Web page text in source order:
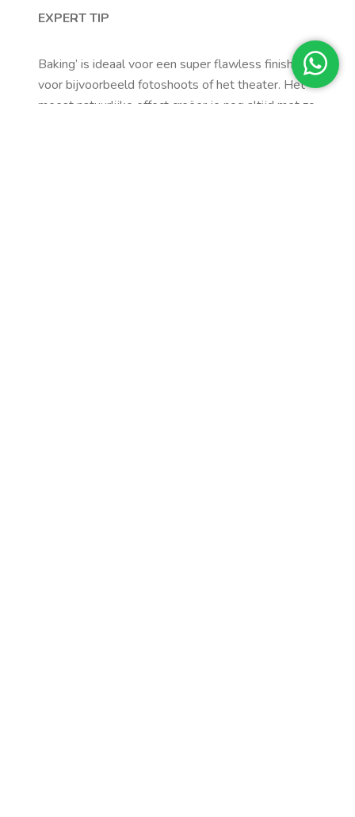
EXPERT TIP
Baking’ is ideaal voor een super flawless finish
voor bijvoorbeeld fotoshoots of het theater. Het
meest natuurlijke effect creëer je nog altijd met zo